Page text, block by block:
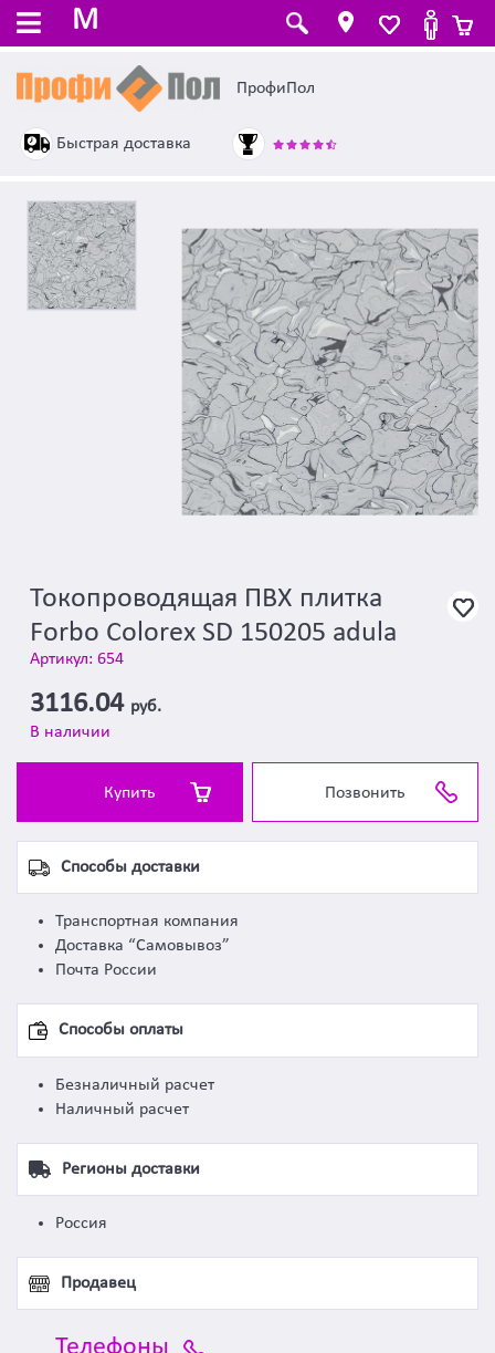
M
ПрофиПол
Быстрая доставка
Токопроводящая ПВХ плитка
Forbo Colorex SD 150205 adula
Артикул: 654
3116.04 руб.
В наличии
Купить Позвонить
Способы доставки
Транспортная компания
Доставка “Самовывоз”
Почта России
Способы оплаты
Безналичный расчет
Наличный расчет
Регионы доставки
Россия
Продавец